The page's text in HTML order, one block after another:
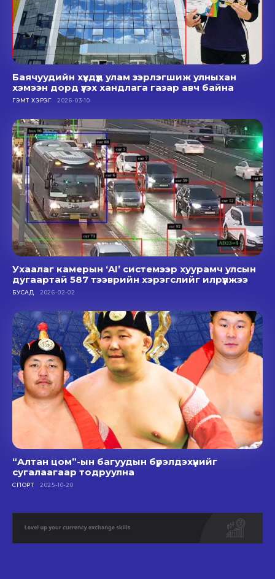
Баячуудийн хүүхдүүд улам зэрлэгшиж улныхан
хэмээн дорд үзэх хандлага газар авч байна
ГЭМТ ХЭРЭГ 2026-03-10
Ухаалаг камерын ‘AI’ системээр хуурамч улсын
дугаартай 587 тээврийн хэрэгслийг илрүүлжээ
БУСАД 2026-02-02
“Алтан цом”-ын багуудын бүрэлдэхүүнийг
сугалаагаар тодруулна
СПОРТ 2025-10-20